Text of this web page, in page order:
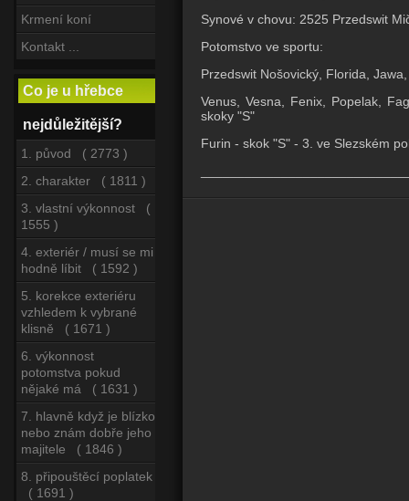
Krmení koní
Kontakt ...
Co je u hřebce
nejdůležitější?
1. původ ( 2773 )
2. charakter ( 1811 )
3. vlastní výkonnost (
1555 )
4. exteriér / musí se mi
hodně líbit ( 1592 )
5. korekce exteriéru
vzhledem k vybrané
klisně ( 1671 )
6. výkonnost
potomstva pokud
nějaké má ( 1631 )
7. hlavně když je blízko
nebo znám dobře jeho
majitele ( 1846 )
8. připouštěcí poplatek
( 1691 )
Synové v chovu: 2525 Przedswit
Potomstvo ve sportu:
Przedswit Nošovický, Florida,
Venus, Vesna, Fenix, Popelak,
skoky "S"
Furin - skok "S" - 3. ve Slezském